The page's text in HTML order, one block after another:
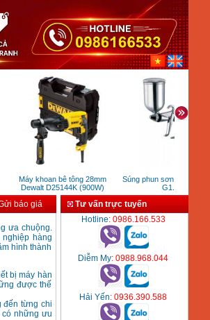
Máy khoan bê tông 28mm
Dewalt D25144K (900W)
Súng phun sơn Prona R200-
G1.5
báo giá
ưa chuộng.
nghiệp hàng
hình thành
bị máy hàn
được thế
đến từng chi
có những ưu
Tư vấn trực tuyến
Hotline: 0986.166.533
Diễm My: 0988.968.044
Hải Yến: 0936.390.588